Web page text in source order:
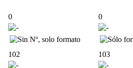
0 0
102 103